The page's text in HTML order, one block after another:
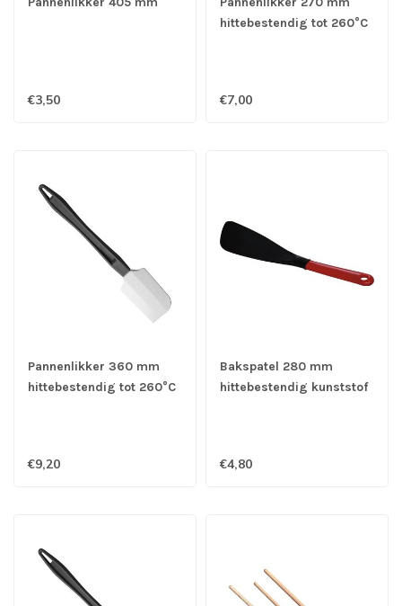
€3,50
hittebestendig tot 260°C
€7,00
Pannenlikker 360 mm
hittebestendig tot 260°C
€9,20
Bakspatel 280 mm
hittebestendig kunststof
€4,80